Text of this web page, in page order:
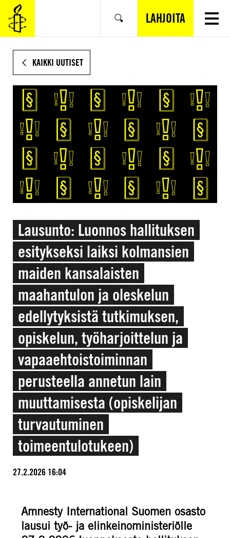
SIIRRY
VARSINAISEEN
SISÄLTÖÖN
Hae LAHJOITA
KAIKKI UUTISET
Lausunto: Luonnos hallituksen
esitykseksi laiksi kolmansien
maiden kansalaisten
maahantulon ja oleskelun
edellytyksistä tutkimuksen,
opiskelun, työharjoittelun ja
vapaaehtoistoiminnan
perusteella annetun lain
muuttamisesta (opiskelijan
turvautuminen
toimeentulotukeen)
27.2.2026 16:04
Amnesty International Suomen osasto
lausui työ- ja elinkeinoministeriölle